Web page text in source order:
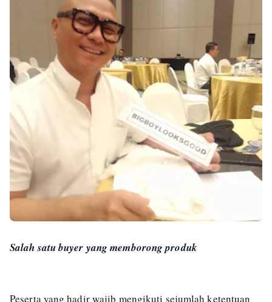
Salah satu buyer yang memborong produk
Peserta yang hadir wajib mengikuti sejumlah ketentuan